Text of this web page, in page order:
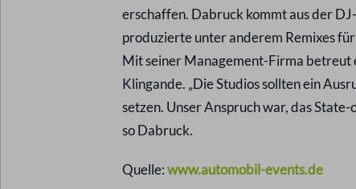
erschaffen. Dabruck kommt aus der
produzierte unter anderem Remixes
Mit seiner Management-Firma betreut
Klingande. „Die Studios sollten ein
setzen. Unser Anspruch war, das
so Dabruck.
Quelle:www.automobil-events.de